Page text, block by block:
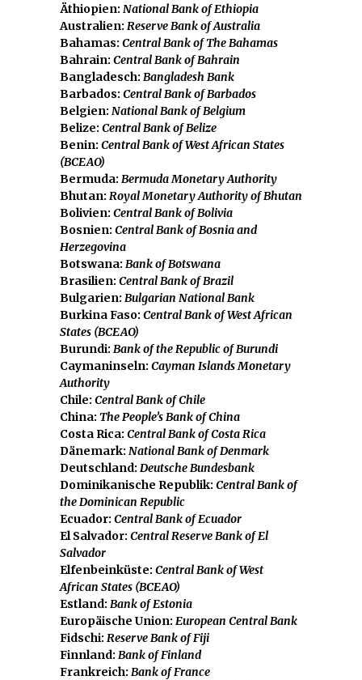
Äthiopien: National Bank of Ethiopia
Australien: Reserve Bank of Australia
Bahamas: Central Bank of The Bahamas
Bahrain: Central Bank of Bahrain
Bangladesch: Bangladesh Bank
Barbados: Central Bank of Barbados
Belgien: National Bank of Belgium
Belize: Central Bank of Belize
Benin: Central Bank of West African States
(BCEAO)
Bermuda: Bermuda Monetary Authority
Bhutan: Royal Monetary Authority of Bhutan
Bolivien: Central Bank of Bolivia
Bosnien: Central Bank of Bosnia and
Herzegovina
Botswana: Bank of Botswana
Brasilien: Central Bank of Brazil
Bulgarien: Bulgarian National Bank
Burkina Faso: Central Bank of West African
States (BCEAO)
Burundi: Bank of the Republic of Burundi
Caymaninseln: Cayman Islands Monetary
Authority
Chile: Central Bank of Chile
China: The People’s Bank of China
Costa Rica: Central Bank of Costa Rica
Dänemark: National Bank of Denmark
Deutschland: Deutsche Bundesbank
Dominikanische Republik: Central Bank of
the Dominican Republic
Ecuador: Central Bank of Ecuador
El Salvador: Central Reserve Bank of El
Salvador
Elfenbeinküste: Central Bank of West
African States (BCEAO)
Estland: Bank of Estonia
Europäische Union: European Central Bank
Fidschi: Reserve Bank of Fiji
Finnland: Bank of Finland
Frankreich: Bank of France